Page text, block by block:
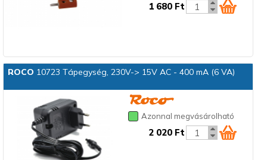
1 680 Ft
ROCO 10723 Tápegység, 230V-> 15V AC - 400 mA (6 VA)
Azonnal megvásárolható
2 020 Ft